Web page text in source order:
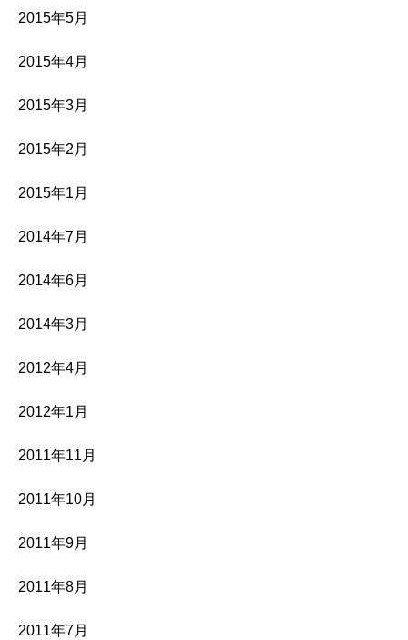
2015年5月
2015年4月
2015年3月
2015年2月
2015年1月
2014年7月
2014年6月
2014年3月
2012年4月
2012年1月
2011年11月
2011年10月
2011年9月
2011年8月
2011年7月